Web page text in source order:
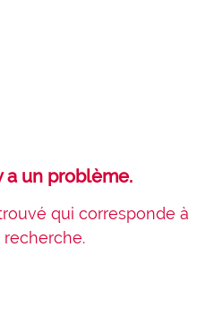
a un problème.
qui corresponde à